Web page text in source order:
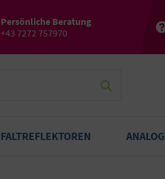
Persönliche Beratung
+43 7272 757970
FALTREFLEKTOREN ANALOG